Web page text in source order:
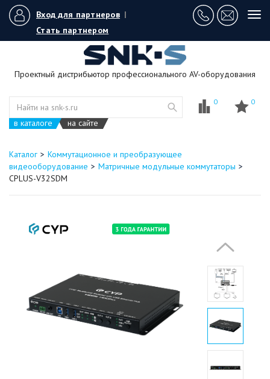
Вход для партнеров |
Стать партнером
Проектный дистрибьютор профессионального AV-оборудования
в каталоге на сайте
0 0
Каталог
Коммутационное и преобразующее
видеооборудование
Матричные модульные коммутаторы
CPLUS-V32SDM